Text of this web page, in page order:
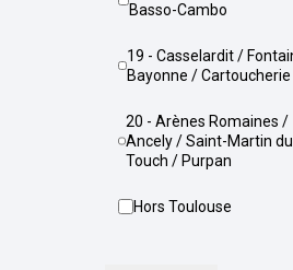
Basso-Cambo
19 - Casselardit / Fontaine-
Bayonne / Cartoucherie
20 - Arènes Romaines /
Ancely / Saint-Martin du
Touch / Purpan
Hors Toulouse